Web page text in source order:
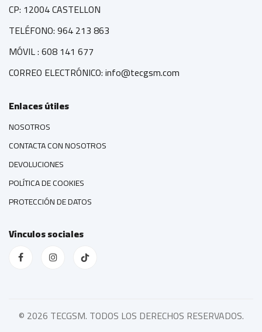
CP: 12004 CASTELLON
TELÉFONO: 964 213 863
MÓVIL : 608 141 677
CORREO ELECTRÓNICO: info@tecgsm.com
Enlaces útiles
NOSOTROS
CONTACTA CON NOSOTROS
DEVOLUCIONES
POLÍTICA DE COOKIES
PROTECCIÓN DE DATOS
Vínculos sociales
© 2026 TECGSM. TODOS LOS DERECHOS RESERVADOS.